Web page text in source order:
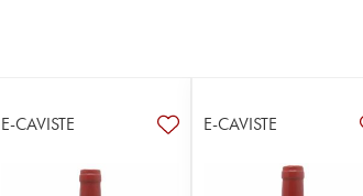
E-CAVISTE E-CAVISTE